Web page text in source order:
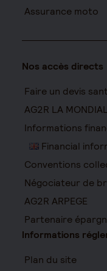
Assurance moto
Nos accès directs
Faire un devis
AG2R LA
Informations
Financial
Conventions
Négociateur de
AG2R ARPEGE
Partenaire
Informations
Plan du site